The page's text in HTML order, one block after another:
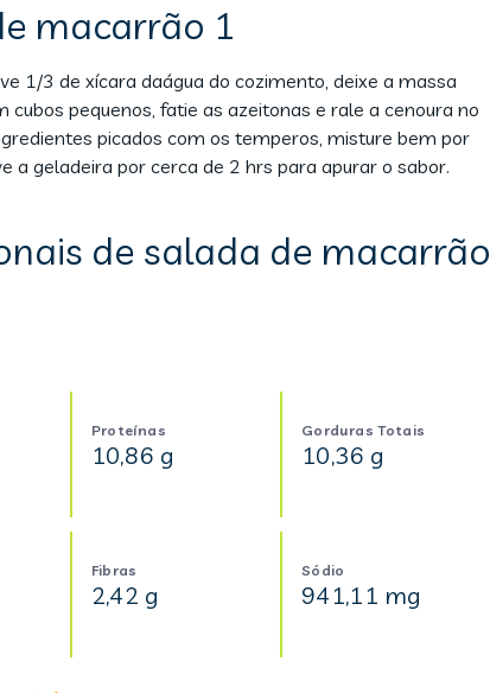
macarrão 1
1/3 de xícara daágua do cozimento, deixe a massa
pequenos, fatie as azeitonas e rale a cenoura no
picados com os temperos, misture bem por
a geladeira por cerca de 2 hrs para apurar o sabor.
de salada de macarrão
Proteínas
10,86 g
Gorduras Totais
10,36 g
Fibras
2,42 g
Sódio
941,11 mg